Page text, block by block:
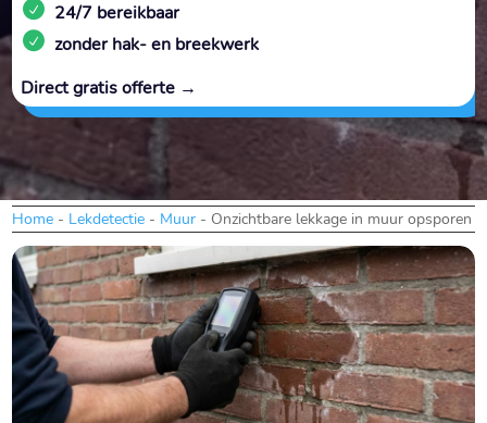
24/7 bereikbaar
zonder hak- en breekwerk
Direct gratis offerte →
Home - Lekdetectie - Muur - Onzichtbare lekkage in muur opsporen